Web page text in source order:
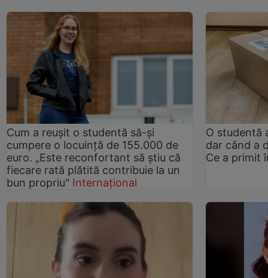
Cum a reușit o studentă să-și
cumpere o locuință de 155.000 de
euro. „Este reconfortant să știu că
fiecare rată plătită contribuie la un
bun propriu" Internațional
O studentă
dar când a
Ce a primit